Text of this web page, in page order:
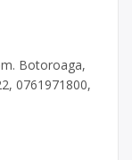
Botoroaga,
0761971800,